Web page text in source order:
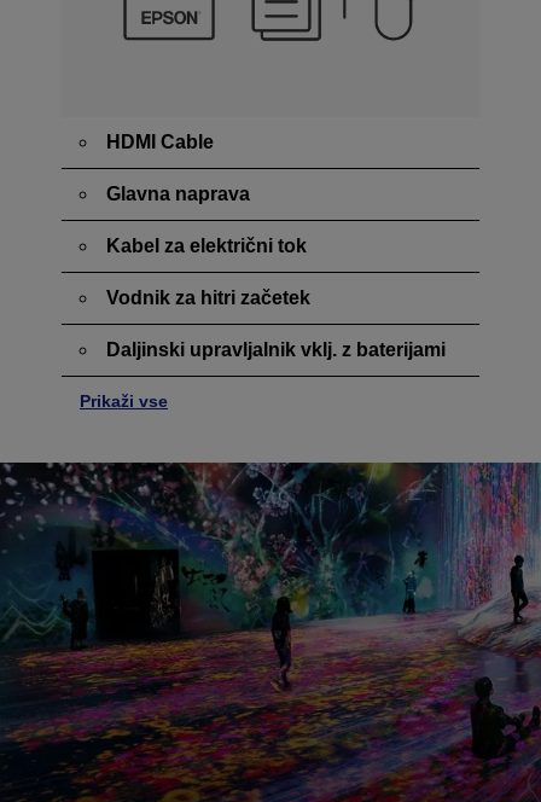
HDMI Cable
Glavna naprava
Kabel za električni tok
Vodnik za hitri začetek
Daljinski upravljalnik vklj. z baterijami
Prikaži vse